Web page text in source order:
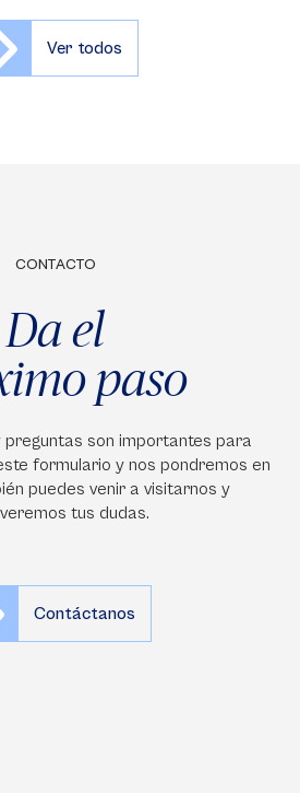
Ver todos
CONTACTO
Da el
paso
preguntas son importantes para
formulario y nos pondremos en
puedes venir a visitarnos y
tus dudas.
Contáctanos